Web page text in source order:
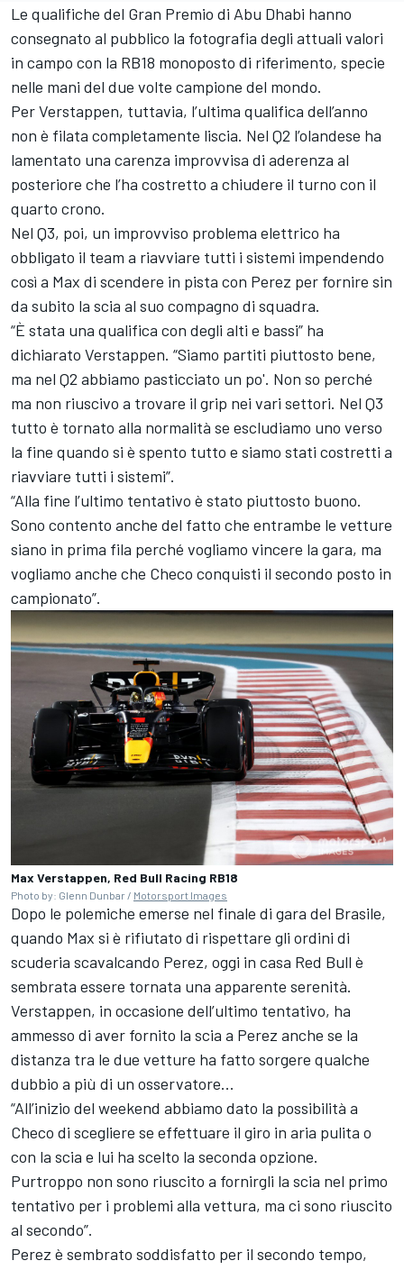
Le qualifiche del Gran Premio di Abu Dhabi hanno
consegnato al pubblico la fotografia degli attuali valori
in campo con la RB18 monoposto di riferimento, specie
nelle mani del due volte campione del mondo.
Per Verstappen, tuttavia, l’ultima qualifica dell’anno
non è filata completamente liscia. Nel Q2 l’olandese ha
lamentato una carenza improvvisa di aderenza al
posteriore che l’ha costretto a chiudere il turno con il
quarto crono.
Nel Q3, poi, un improvviso problema elettrico ha
obbligato il team a riavviare tutti i sistemi impendendo
così a Max di scendere in pista con Perez per fornire sin
da subito la scia al suo compagno di squadra.
“È stata una qualifica con degli alti e bassi” ha
dichiarato Verstappen. “Siamo partiti piuttosto bene,
ma nel Q2 abbiamo pasticciato un po'. Non so perché
ma non riuscivo a trovare il grip nei vari settori. Nel Q3
tutto è tornato alla normalità se escludiamo uno verso
la fine quando si è spento tutto e siamo stati costretti a
riavviare tutti i sistemi”.
“Alla fine l’ultimo tentativo è stato piuttosto buono.
Sono contento anche del fatto che entrambe le vetture
siano in prima fila perché vogliamo vincere la gara, ma
vogliamo anche che Checo conquisti il secondo posto in
campionato”.
Max Verstappen, Red Bull Racing RB18
Photo by: Glenn Dunbar / Motorsport Images
Dopo le polemiche emerse nel finale di gara del Brasile,
quando Max si è rifiutato di rispettare gli ordini di
scuderia scavalcando Perez, oggi in casa Red Bull è
sembrata essere tornata una apparente serenità.
Verstappen, in occasione dell’ultimo tentativo, ha
ammesso di aver fornito la scia a Perez anche se la
distanza tra le due vetture ha fatto sorgere qualche
dubbio a più di un osservatore...
“All’inizio del weekend abbiamo dato la possibilità a
Checo di scegliere se effettuare il giro in aria pulita o
con la scia e lui ha scelto la seconda opzione.
Purtroppo non sono riuscito a fornirgli la scia nel primo
tentativo per i problemi alla vettura, ma ci sono riuscito
al secondo”.
Perez è sembrato soddisfatto per il secondo tempo,